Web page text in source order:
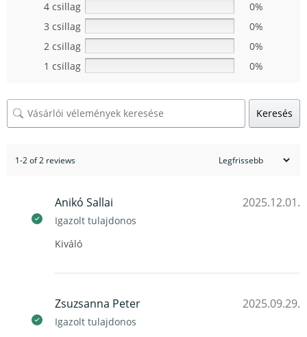
4 csillag
0%
3 csillag
0%
2 csillag
0%
1 csillag
0%
Keresés
1-2 of 2 reviews
Anikó Sallai
Igazolt tulajdonos
2025.12.01.
Kiváló
Zsuzsanna Peter
Igazolt tulajdonos
2025.09.29.